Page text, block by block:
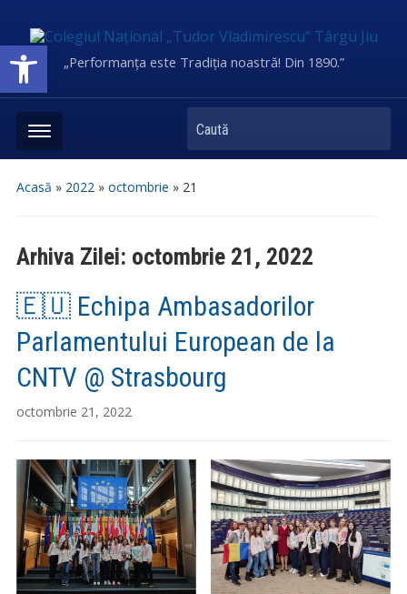
Deschide bara de unelte„Performanța este Tradiția noastră! Din 1890.”
Caută
Acasă » 2022» octombrie » 21
Arhiva Zilei: octombrie 21, 2022
🇪🇺 Echipa Ambasadorilor
Parlamentului European de la
CNTV @ Strasbourg
octombrie 21, 2022